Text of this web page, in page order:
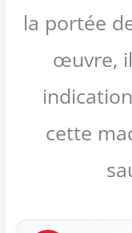
la portée
œuvre,
cette